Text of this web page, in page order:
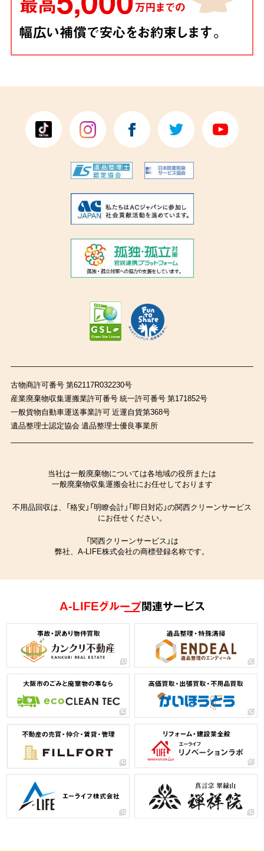
古物商許可番号 第62117R032230号
産業廃棄物収集運搬業許可番号 統一許可番号 第171852号
一般貨物自動車運送事業許可 近運自貨第368号
遺品整理士認定協会 遺品整理士優良事業所
当社は一般廃棄物については各地域の役所または
一般廃棄物収集運搬会社にお任せしております
不用品回収は、「格安」「明瞭会計」「即日対応」の関西クリーンサービス
にお任せください。
「関西クリーンサービス」は
弊社、A-LIFE株式会社の商標登録名称です。
A-LIFEグループ関連サービス